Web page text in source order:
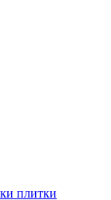
плитки